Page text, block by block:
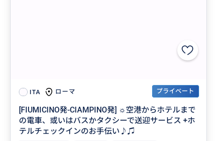
ITA ローマ プライベート
[FIUMICINO発-CIAMPINO発] ☼空港からホテルまで
の電車、或いはバスかタクシーで送迎サービス +ホ
テルチェックインのお手伝い♪♫